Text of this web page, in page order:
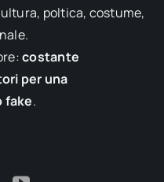
poltica, costume,
costante
per una
fake.